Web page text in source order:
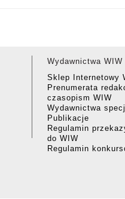
Wydawnictwa WIW
Sklep Internetowy
Prenumerata
czasopism WIW
Wydawnictwa
Publikacje
Regulamin
do WIW
Regulamin